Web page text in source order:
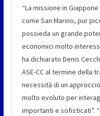
“La missione in
come San Marino, pur
possieda un grande
economici molto
ha dichiarato Denis
ASE-CC al termine della
necessità di un
molto evoluto per
importanti e sofisticati”.